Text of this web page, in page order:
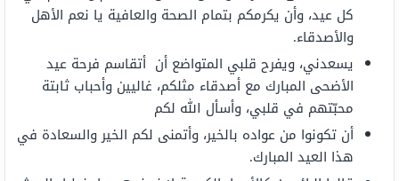
كل عيد، وأن يكرمكم بتمام الصحة والعافية يا نعم الأهل
والأصدقاء.
يسعدني، ويفرح قلبي المتواضع أن أتقاسم فرحة عيد
الأضحى المبارك مع أصدقاء مثلكم، غاليين وأحباب ثابتة
محبّتهم في قلبي، وأسأل الله لكم
أن تكونوا من عواده بالخير، وأتمنى لكم الخير والسعادة في
هذا العيد المبارك.